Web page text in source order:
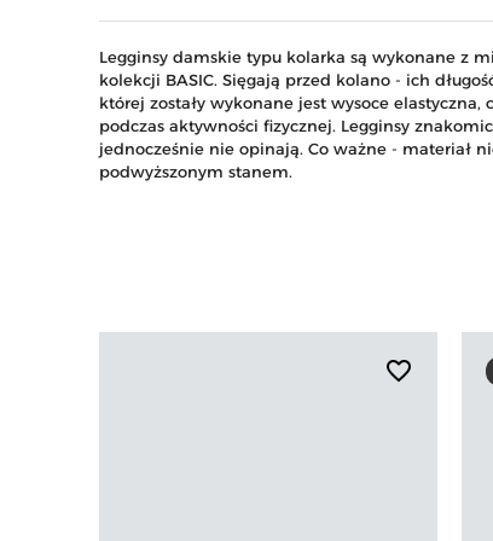
Legginsy damskie typu kolarka są wykonane z
kolekcji BASIC. Sięgają przed kolano - ich
której zostały wykonane jest wysoce
podczas aktywności fizycznej. Legginsy
jednocześnie nie opinają. Co ważne - materiał
podwyższonym stanem.
favorite_border